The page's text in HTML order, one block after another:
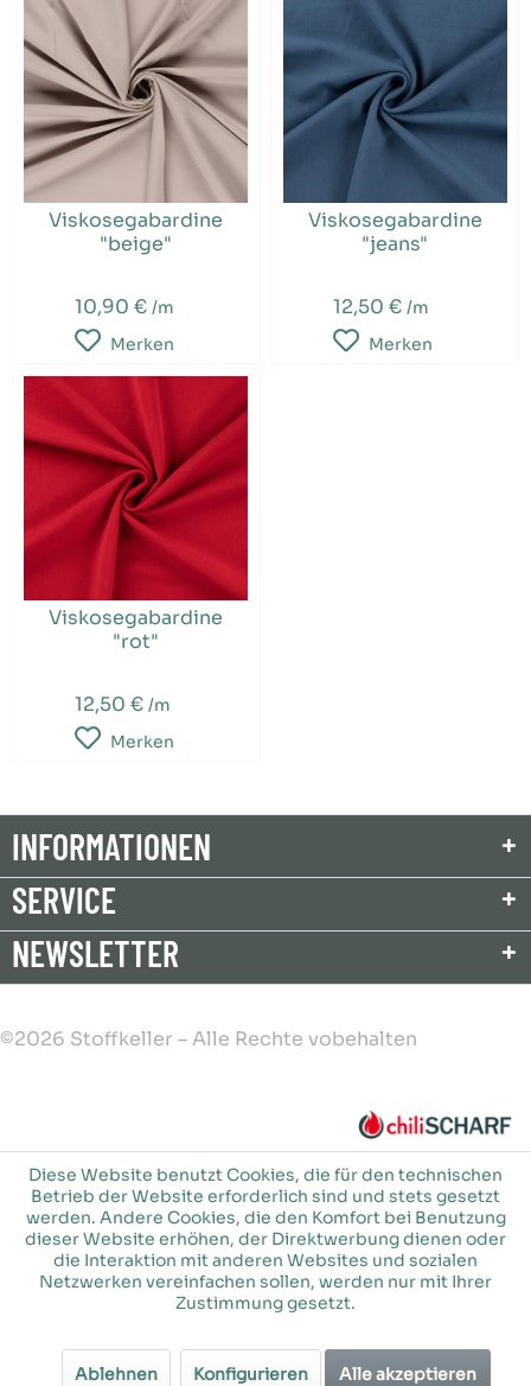
Viskosegabardine
"beige"
10,90 € /m
Merken
Viskosegabardine
"jeans"
12,50 €/m
Merken
Viskosegabardine
"rot"
12,50 € /m
Merken
INFORMATIONEN
SERVICE
NEWSLETTER
©2026 Stoffkeller – Alle Rechte vobehalten
Diese Website benutzt Cookies, die für den technischen
Betrieb der Website erforderlich sind und stets gesetzt
werden. Andere Cookies, die den Komfort bei Benutzung
dieser Website erhöhen, der Direktwerbung dienen oder
die Interaktion mit anderen Websites und sozialen
Netzwerken vereinfachen sollen, werden nur mit Ihrer
Zustimmung gesetzt.
Ablehnen Konfigurieren Alle akzeptieren